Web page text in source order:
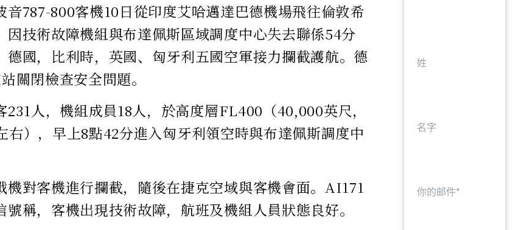
音787-800客機10日從印度艾哈邁達巴德機場飛往倫敦希
因技術故障機組與布達佩斯區域調度中心失去聯係54分
德國，比利時，英國、匈牙利五國空軍接力攔截護航。德
關閉檢查安全問題。
231人，機組成員18人，於高度層FL400（40,000英尺，
右），早上8點42分進入匈牙利領空時與布達佩斯調度中
機對客機進行攔截，隨後在捷克空域與客機會面。AI171
號稱，客機出現技術故障，航班及機組人員狀態良好。